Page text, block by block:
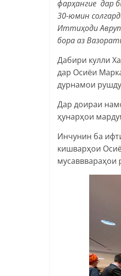
фарҳангие дар
30-юмин
Иттиҳоди
бора аз
Дабири кулли
дар Осиёи
дурнамои
Дар доираи
ҳунарҳои
Инчунин ба
кишварҳои
мусавввараҳои